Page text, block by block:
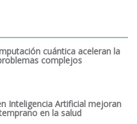
cuántica aceleran la
complejos
Inteligencia Artificial mejoran
en la salud